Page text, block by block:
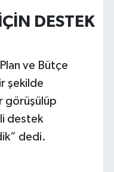
DESTEK
ve Bütçe
şekilde
görüşülüp
destek
dedi.